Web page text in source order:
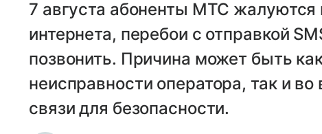
7 августа абоненты МТС жалуются
интернета, перебои с отправкой
позвонить. Причина может быть
неисправности оператора, так и
связи для безопасности.